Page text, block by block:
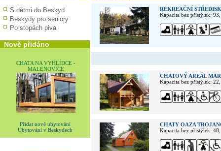
S dětmi do Beskyd
Beskydy pro seniory
Po stopách piva
Nově přidáno
CHATA NA VYHLÍDCE -
MALENOVICE
Přidat nové ubytování
Ubytování v Beskydech
REKREAČNÍ
Kapacita bez přistýlek:
CHATOVÝ AREÁL
Kapacita bez přistýlek:
CHATY OAZA
Kapacita bez přistýlek: